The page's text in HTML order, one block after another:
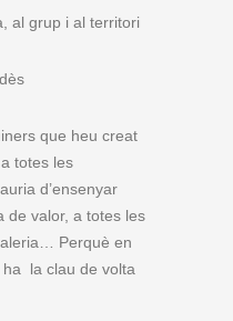
al grup i al territori
que heu creat
totes les
d’ensenyar
de valor, a totes les
Perquè en
ha la clau de volta